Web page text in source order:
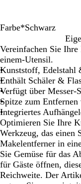
Farbe*Schwarz
c
h
w
a
r
z
l
a
u
o
t
e
i
ß
Vereinfachen Sie
einem-Utensil.
Kunststoff, Edelstahl
Enthält Schäler &
Verfügt über Messer-
Spitze zum
Integriertes
Optimieren Sie Ihre
Werkzeug, das einen
Makelentferner in
Sie Gemüse für das
für Gäste öffnen,
Reichweite. Der